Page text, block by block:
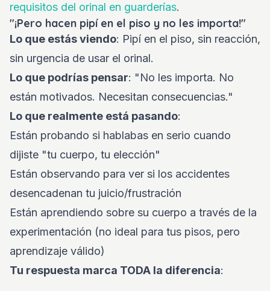
requisitos del orinal en guarderías.
"¡Pero hacen pipí en el piso y no les importa!"
Lo que estás viendo: Pipí en el piso, sin reacción,
sin urgencia de usar el orinal.
Lo que podrías pensar: "No les importa. No
están motivados. Necesitan consecuencias."
Lo que realmente está pasando:
Están probando si hablabas en serio cuando
dijiste "tu cuerpo, tu elección"
Están observando para ver si los accidentes
desencadenan tu juicio/frustración
Están aprendiendo sobre su cuerpo a través de la
experimentación (no ideal para tus pisos, pero
aprendizaje válido)
Tu respuesta marca TODA la diferencia: